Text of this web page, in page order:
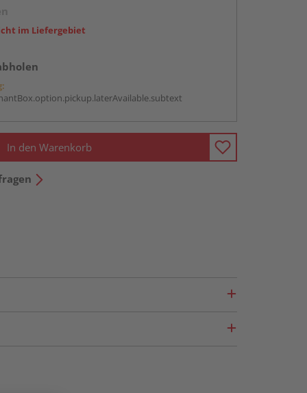
im Liefergebiet
In den Warenkorb